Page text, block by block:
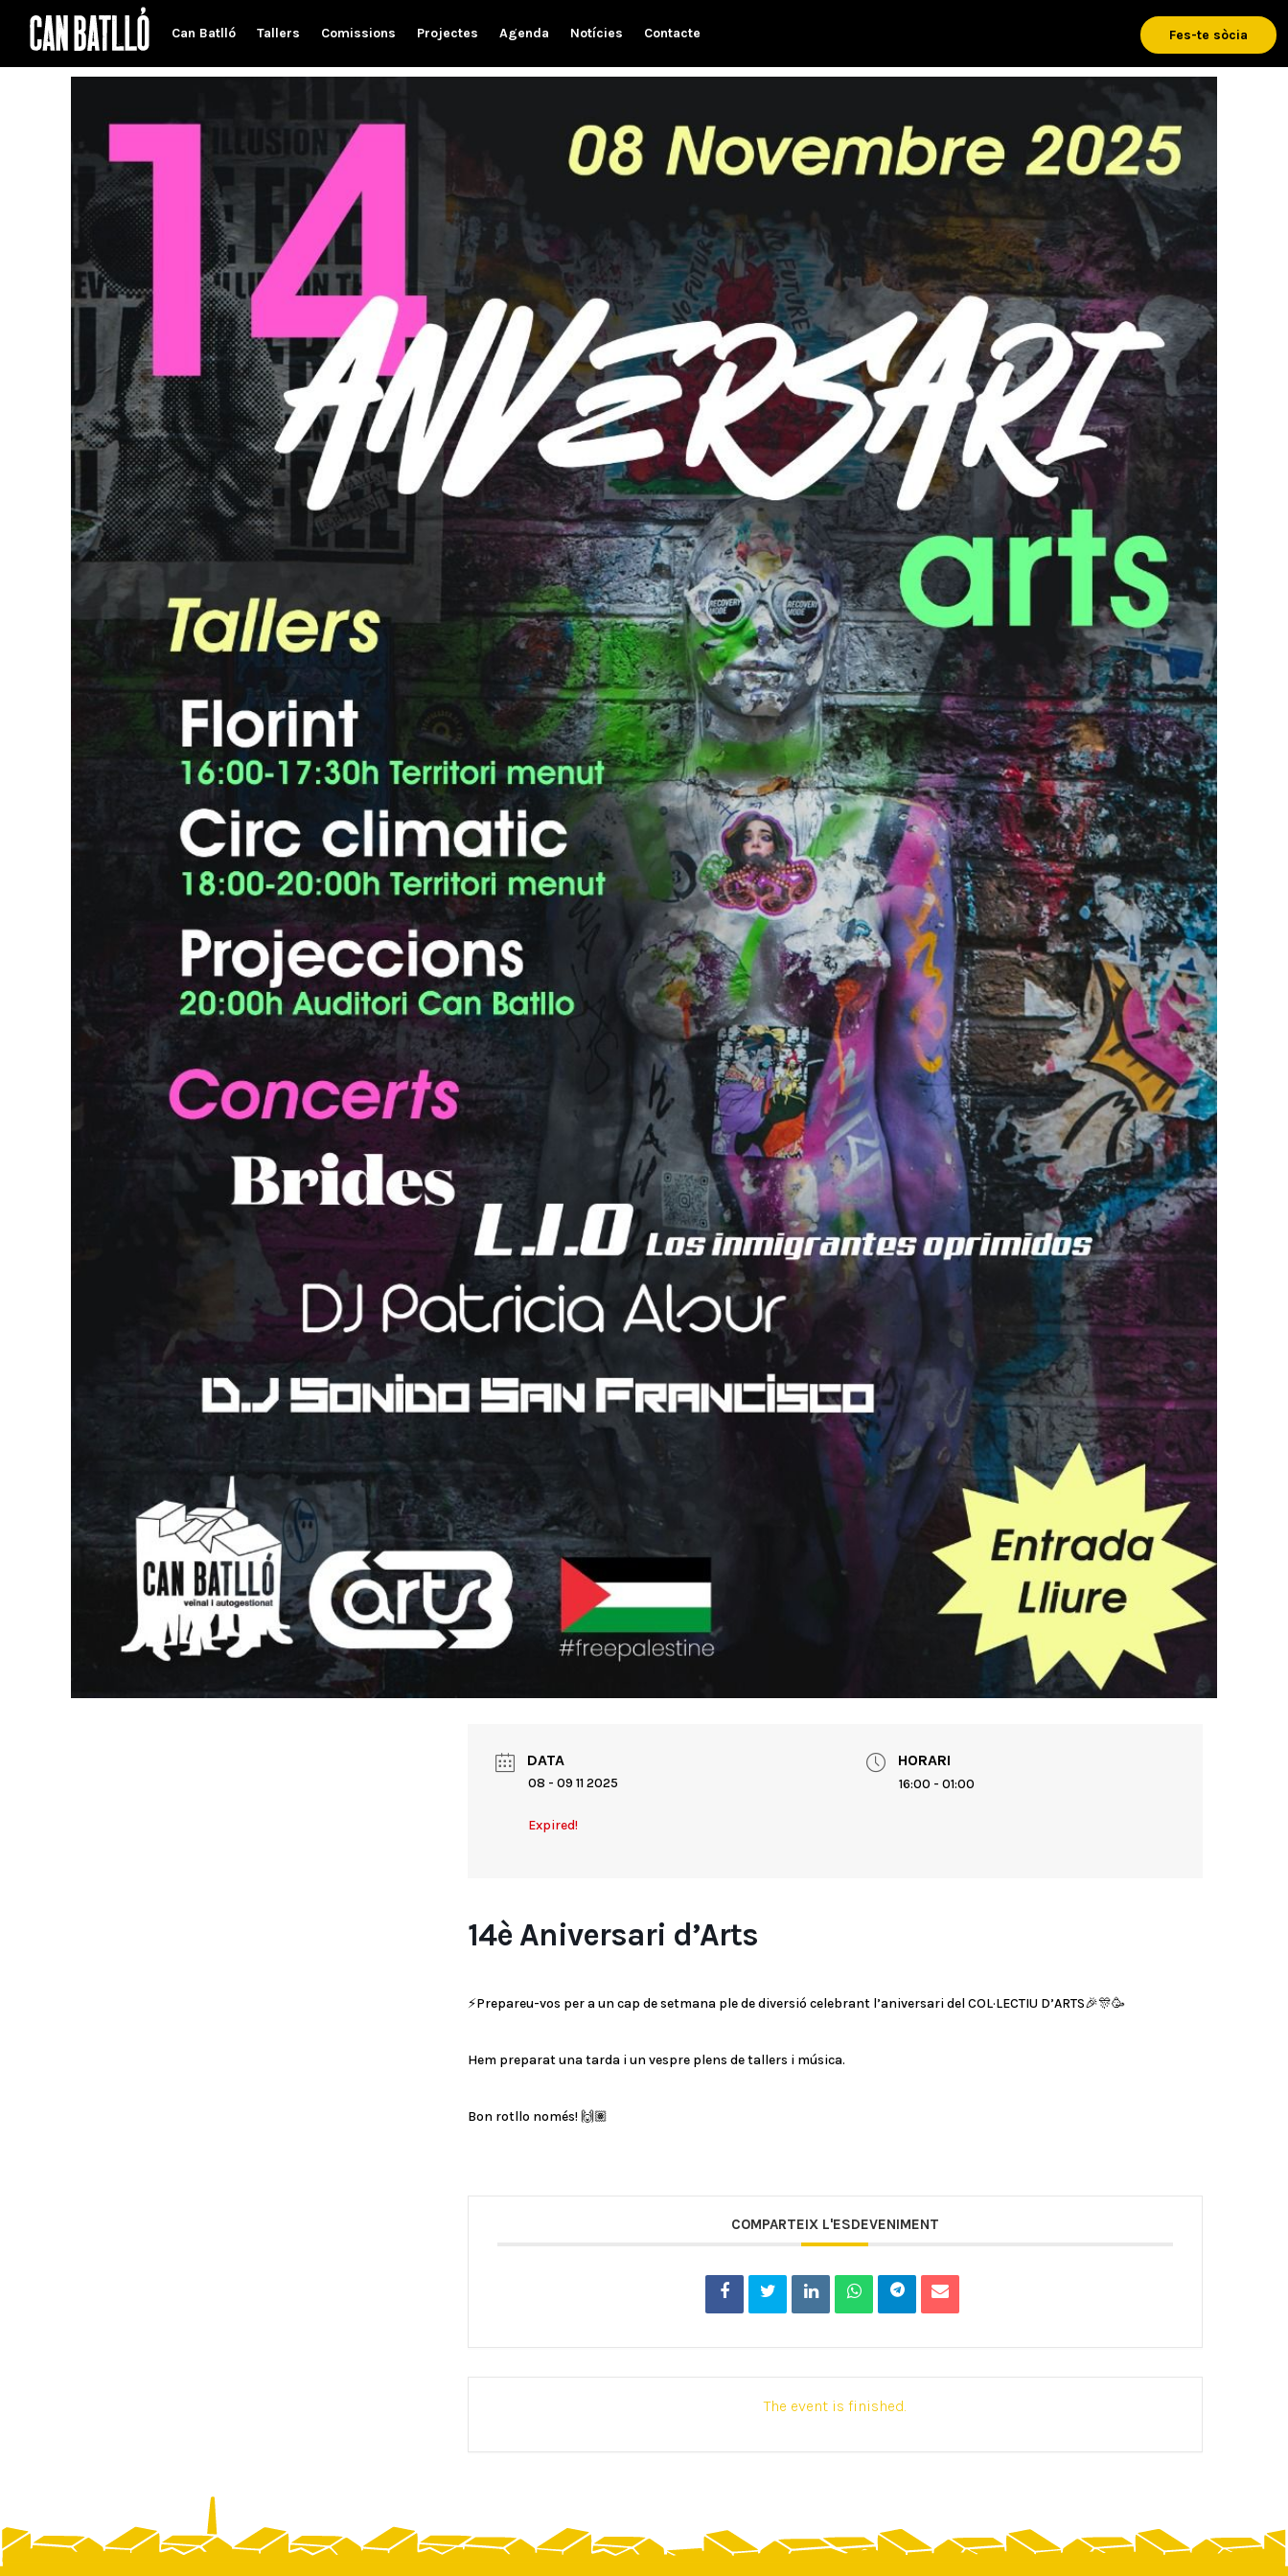
Can Batlló Tallers Comissions Projectes Agenda Notícies Contacte Fes-te sòcia
DATA
08 - 09 11 2025
Expired!
HORARI
16:00 - 01:00
14è Aniversari d’Arts
⚡Prepareu-vos per a un cap de setmana ple de diversió celebrant l’aniversari del COL·LECTIU D’ARTS🎉🎊🥳
Hem preparat una tarda i un vespre plens de tallers i música.
Bon rotllo només! 🙌🏽
COMPARTEIX L'ESDEVENIMENT
The event is finished.